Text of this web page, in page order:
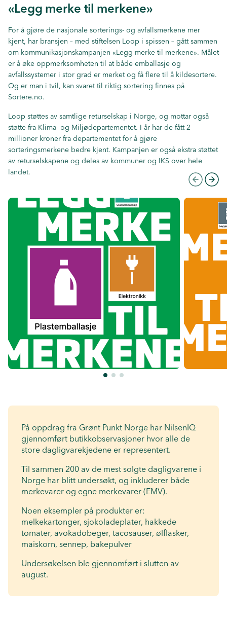
«Legg merke til merkene»
For å gjøre de nasjonale sorterings- og avfallsmerkene mer
kjent, har bransjen – med stiftelsen Loop i spissen – gått sammen
om kommunikasjonskampanjen «Legg merke til merkene». Målet
er å øke oppmerksomheten til at både emballasje og
avfallssystemer i stor grad er merket og få flere til å kildesortere.
Og er man i tvil, kan svaret til riktig sortering finnes på
Sortere.no.
Loop støttes av samtlige returselskap i Norge, og mottar også
støtte fra Klima- og Miljødepartementet. I år har de fått 2
millioner kroner fra departementet for å gjøre
sorteringsmerkene bedre kjent. Kampanjen er også ekstra støttet
av returselskapene og deles av kommuner og IKS over hele
landet.
På oppdrag fra Grønt Punkt Norge har NilsenIQ
gjennomført butikkobservasjoner hvor alle de
store dagligvarekjedene er representert.
Til sammen 200 av de mest solgte dagligvarene i
Norge har blitt undersøkt, og inkluderer både
merkevarer og egne merkevarer (EMV).
Noen eksempler på produkter er:
melkekartonger, sjokoladeplater, hakkede
tomater, avokadobeger, tacosauser, ølflasker,
maiskorn, sennep, bakepulver
Undersøkelsen ble gjennomført i slutten av
august.